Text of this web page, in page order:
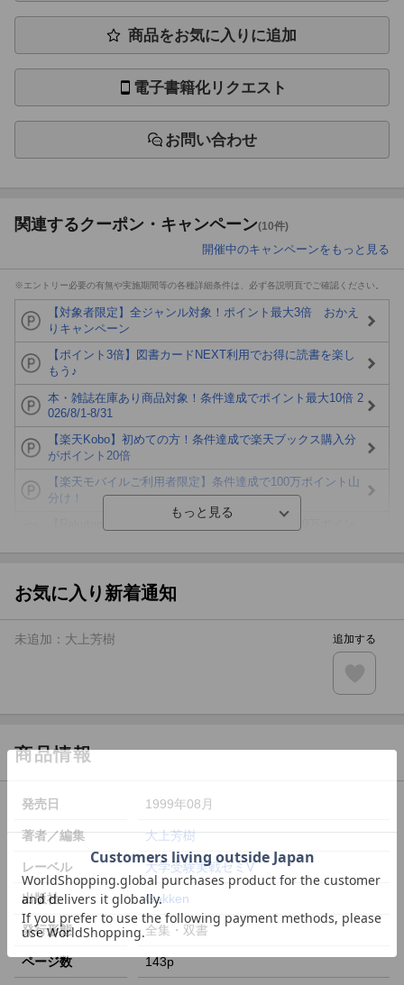
商品をお気に入りに追加
電子書籍化リクエスト
お問い合わせ
関連するクーポン・キャンペーン(10件)
開催中のキャンペーンをもっと見る
※エントリー必要の有無や実施期間等の各種詳細条件は、必ず各説明頁でご確認ください。
【対象者限定】全ジャンル対象！ポイント最大3倍 おかえ
りキャンペーン
【ポイント3倍】図書カードNEXT利用でお得に読書を楽し
もう♪
本・雑誌在庫あり商品対象！条件達成でポイント最大10倍 2
026/8/1-8/31
【楽天Kobo】初めての方！条件達成で楽天ブックス購入分
がポイント20倍
【楽天モバイルご利用者限定】条件達成で100万ポイント山
分け！
が当たる！
楽天モバイル紹介キャンペーンの拡散で300円OFFクーポン
条件達成で楽天限定・宝塚歌劇 宙組貸切公演ペアチケット
お気に入り新着通知
未追加： 大上芳樹 追加する
商品情報
発売日 1999年08月
著者／編集 大上芳樹
レーベル 大学受験実戦ゼミV
出版社 Gakken
発行形態 全集・双書
ページ数 143p